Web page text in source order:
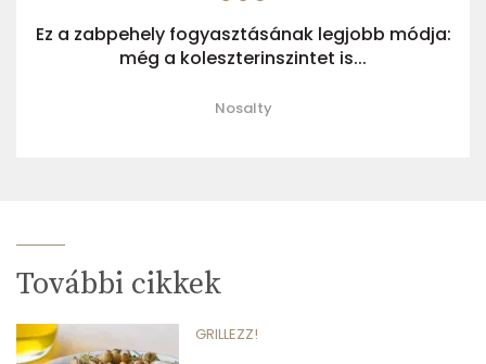
Ez a zabpehely fogyasztásának legjobb módja:
még a koleszterinszintet is...
Nosalty
További cikkek
GRILLEZZ!